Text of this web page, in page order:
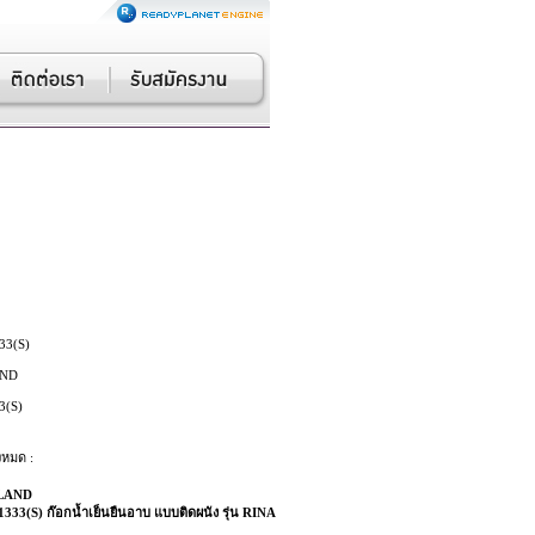
หมด :
ก๊อกน้ำเย็นยืนอาบ แบบติดผนัง รุ่น RINA